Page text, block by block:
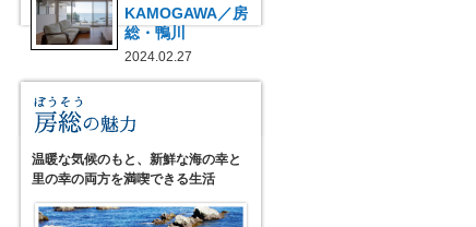
KAMOGAWA／房
総・鴨川
2024.02.27
温暖な気候のもと、新鮮な海の幸と
里の幸の両方を満喫できる生活